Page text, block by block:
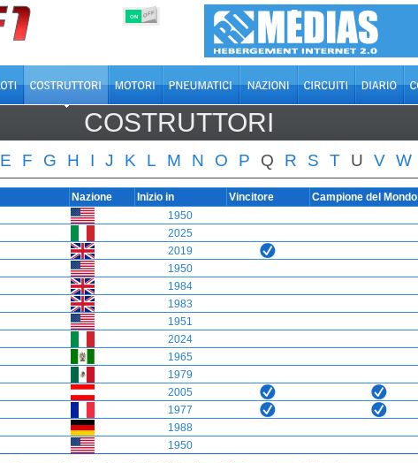
ON OFF
COSTRUTTORI
E F G H I J K L M N O P Q R S T U V W
Nazione Inizio in Vincitore
Campione del Mondo
1950
2025
2019
1950
1984
1983
1951
2024
1965
1979
2005
1977
1988
1950